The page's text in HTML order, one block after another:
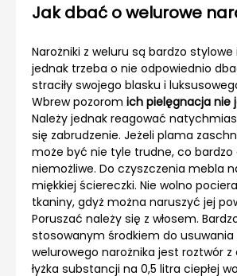
Jak dbać o welurowe
Narożniki z weluru są bardzo
jednak trzeba o nie odpowiednio
straciły swojego blasku i
Wbrew pozorom ich pielęgnacja nie
Należy jednak reagować
się zabrudzenie. Jeżeli plama
może być nie tyle trudne, co bardzo
niemożliwe. Do czyszczenia mebla
miękkiej ściereczki. Nie wolno
tkaniny, gdyż można naruszyć jej
Poruszać należy się z włosem.
stosowanym środkiem do usuwania
welurowego narożnika jest roztwór z
łyżka substancji na 0,5 litra ciepłej